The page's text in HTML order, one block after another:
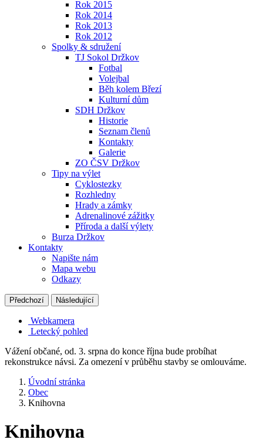
Rok 2015
Rok 2014
Rok 2013
Rok 2012
Spolky & sdružení
TJ Sokol Držkov
Fotbal
Volejbal
Běh kolem Březí
Kulturní dům
SDH Držkov
Historie
Seznam členů
Kontakty
Galerie
ZO ČSV Držkov
Tipy na výlet
Cyklostezky
Rozhledny
Hrady a zámky
Adrenalinové zážitky
Příroda a další výlety
Burza Držkov
Kontakty
Napište nám
Mapa webu
Odkazy
Předchozí Následující
Webkamera
Letecký pohled
Vážení občané, od. 3. srpna do konce října bude probíhat
rekonstrukce návsi. Za omezení v průběhu stavby se omlouváme.
Úvodní stránka
Obec
Knihovna
Knihovna